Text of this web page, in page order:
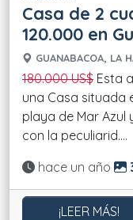
Casa de 2
120.000 en
GUANABACOA, LA
180.000 US$ Esta
una Casa situada
playa de Mar Azul
con la peculiarid....
Actualizado:
hace un año
¡LEER MÁS!